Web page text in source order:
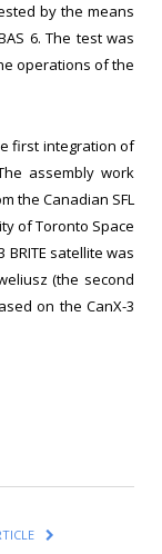
by the means
6. The test was
operations of the
first integration of
assembly work
the Canadian SFL
of Toronto Space
satellite was
(the second
on the CanX-3